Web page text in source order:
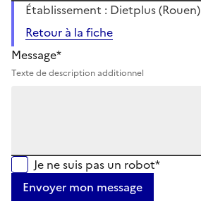
Établissement : Dietplus (Rouen)
Retour à la fiche
Message*
Texte de description additionnel
Je ne suis pas un robot*
Envoyer mon message